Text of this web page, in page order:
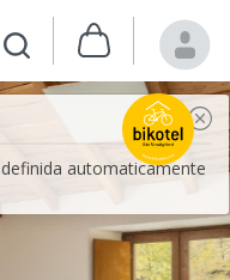
automaticamente